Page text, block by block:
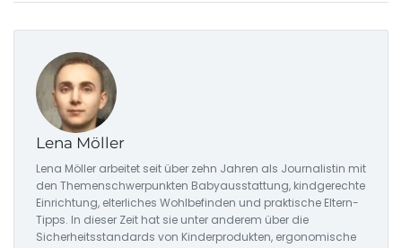
Lena Möller
Lena Möller arbeitet seit über zehn Jahren als Journalistin mit
den Themenschwerpunkten Babyausstattung, kindgerechte
Einrichtung, elterliches Wohlbefinden und praktische Eltern-
Tipps. In dieser Zeit hat sie unter anderem über die
Sicherheitsstandards von Kinderprodukten, ergonomische